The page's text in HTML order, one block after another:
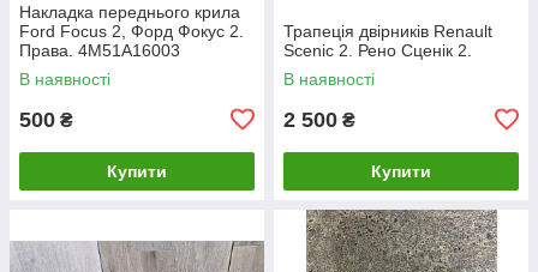
Накладка переднього крила
Ford Focus 2, Форд Фокус 2.
Права. 4M51A16003
В наявності
500 ₴
Купити
Трапеція двірників Renault
Scenic 2. Рено Сценік 2.
В наявності
2 500 ₴
Купити